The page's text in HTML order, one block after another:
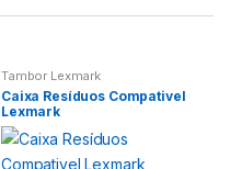
Tambor Lexmark
Caixa Resíduos Compativel
Lexmark
CS331/CS431/CX331/CX431/C
3324/C3326/MC3224/MC332
6/MC3426 – 20N0W00